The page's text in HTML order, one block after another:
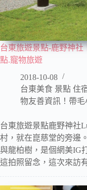
台東旅遊景點-鹿野神
點.寵物旅遊
2018-10-08
台東美食 景點 住
物友善資訊！帶
台東旅遊景點鹿野神社
村，就在崑慈堂的旁邊
與龍柏樹，是個網美IG
這拍照留念，這次來訪